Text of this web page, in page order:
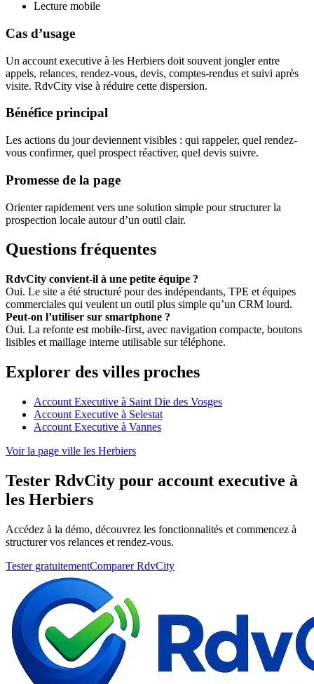
Lecture mobile
Cas d’usage
Un account executive à les Herbiers doit souvent jongler entre
appels, relances, rendez-vous, devis, comptes-rendus et suivi après
visite. RdvCity vise à réduire cette dispersion.
Bénéfice principal
Les actions du jour deviennent visibles : qui rappeler, quel rendez-
vous confirmer, quel prospect réactiver, quel devis suivre.
Promesse de la page
Orienter rapidement vers une solution simple pour structurer la
prospection locale autour d’un outil clair.
Questions fréquentes
RdvCity convient-il à une petite équipe ?
Oui. Le site a été structuré pour des indépendants, TPE et équipes
commerciales qui veulent un outil plus simple qu’un CRM lourd.
Peut-on l’utiliser sur smartphone ?
Oui. La refonte est mobile-first, avec navigation compacte, boutons
lisibles et maillage interne utilisable sur téléphone.
Explorer des villes proches
Account Executive à Saint Die des Vosges
Account Executive à Selestat
Account Executive à Vannes
Voir la page ville les Herbiers
Tester RdvCity pour account executive à
les Herbiers
Accédez à la démo, découvrez les fonctionnalités et commencez à
structurer vos relances et rendez-vous.
Tester gratuitementComparer RdvCity